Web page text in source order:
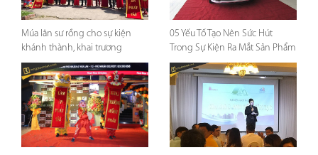
Múa lân sư rồng cho sự kiện
khánh thành, khai trương
05 Yếu Tố Tạo Nên Sức Hút
Trong Sự Kiện Ra Mắt Sản Phẩm